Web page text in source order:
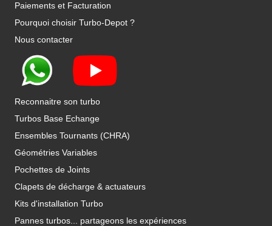
Paiements et Facturation
Pourquoi choisir Turbo-Depot ?
Nous contacter
Reconnaitre son turbo
Turbos Base Echange
Ensembles Tournants (CHRA)
Géométries Variables
Pochettes de Joints
Clapets de décharge & actuateurs
Kits d'installation Turbo
Pannes turbos... partageons les expériences